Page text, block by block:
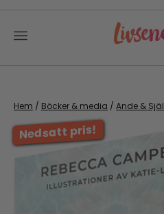
content
Hem / Böcker & media / Ande & Själ